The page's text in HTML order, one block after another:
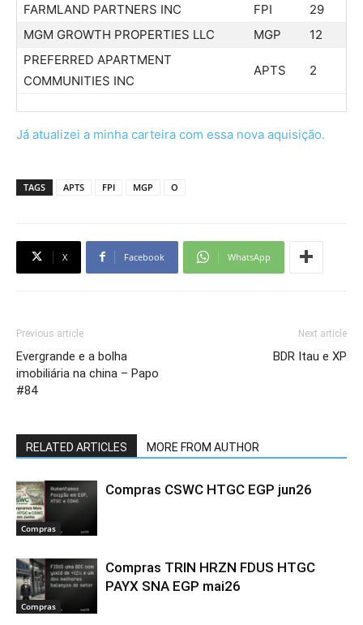
FARMLAND PARTNERS INC
FPI
29
MGM GROWTH PROPERTIES LLC
MGP
12
PREFERRED APARTMENT
COMMUNITIES INC
APTS 2
Já atualizei a minha carteira com essa nova aquisição.
TAGS APTS FPI MGP O
X Facebook WhatsApp
Previous article
Evergrande e a bolha
imobiliária na china – Papo
#84
Next article
BDR Itau e XP
RELATED ARTICLES MORE FROM AUTHOR
Compras
Compras CSWC HTGC EGP jun26
Compras
Compras TRIN HRZN FDUS HTGC
PAYX SNA EGP mai26